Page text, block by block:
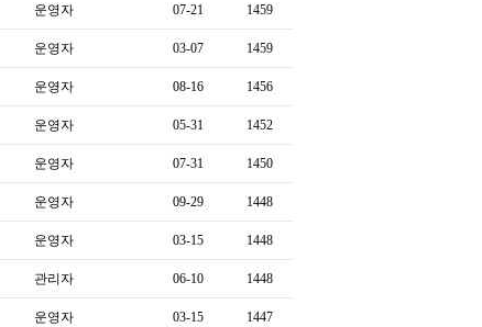
운영자 07-21 1459
운영자 03-07 1459
운영자 08-16 1456
운영자 05-31 1452
운영자 07-31 1450
운영자 09-29 1448
운영자 03-15 1448
관리자 06-10 1448
운영자 03-15 1447